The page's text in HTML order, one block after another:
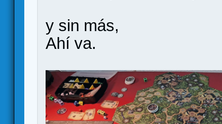
y sin más,
Ahí va.